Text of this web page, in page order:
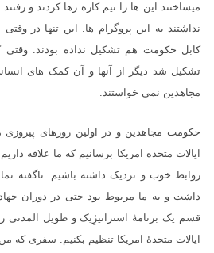
میساختند این ها را نیم کاره رها کردند و
نداشتند به این پروگرام ها. این تنها در
کابل حکومت هم تشکیل نداده بودند.
تشکیل شد دیگر از آنها و آن کمک های
مجاهدین نمی خواستند.
حکومت مجاهدین و در اولین روزهای پیروزی
ایالات متحده امریکا برسانیم که ما علاقه
روابط خوب و نزدیک داشته باشیم. ناگفته
داشت و به ما مربوط بود حتی در دوران
قسم یک برنامۀ استراتیژِیک و طویل المدتی
ایالات متحدۀ امریکا تنظیم بکنیم. سفری که